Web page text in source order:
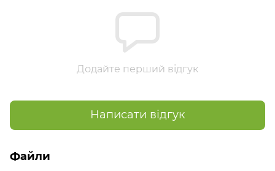
Додайте перший відгук
Написати відгук
Файли